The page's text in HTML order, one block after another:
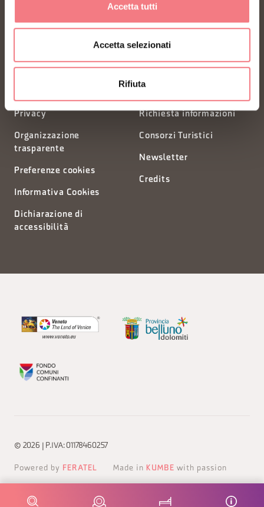
Accetta tutti
Accetta selezionati
Rifiuta
Piazza Santo Stefano 15/17
Privacy
Organizzazione
trasparente
Preferenze cookies
Informativa Cookies
Dichiarazione di
accessibilità
Richiesta informazioni
Consorzi Turistici
Newsletter
Credits
© 2026 | P.IVA: 01178460257
Powered by FERATEL Made in KUMBE with passion